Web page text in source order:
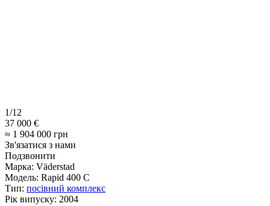
1/12
37 000 €
≈ 1 904 000 грн
Зв'язатися з нами
Подзвонити
Марка: Väderstad
Модель: Rapid 400 C
Тип: посівний комплекс
Рік випуску: 2004